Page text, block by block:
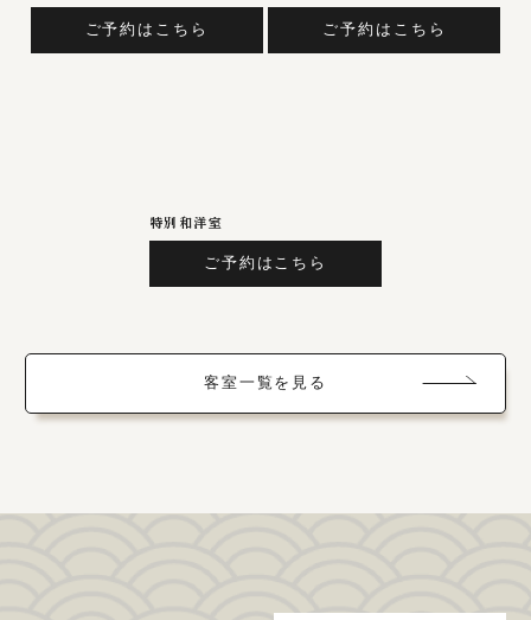
ご予約はこちら ご予約はこちら
特別和洋室
ご予約はこちら
客室一覧を見る